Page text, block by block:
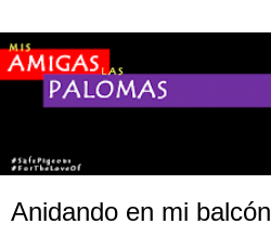
Anidando en mi balcón